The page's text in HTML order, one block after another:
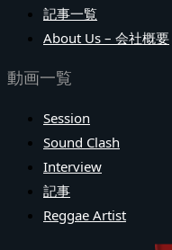
記事一覧
About Us – 会社概要
動画一覧
Session
Sound Clash
Interview
記事
Reggae Artist